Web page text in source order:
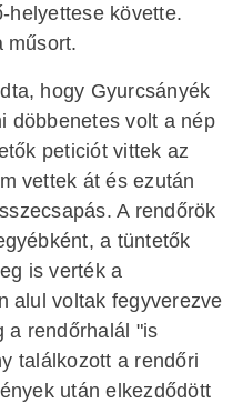
helyettese követte.
műsort.
hogy Gyurcsányék
döbbenetes volt a nép
peticiót vittek az
vettek át és ezután
A rendőrök
a tüntetők
is verték a
alul voltak fegyverezve
a rendőrhalál "is
találkozott a rendőri
után elkezdődött